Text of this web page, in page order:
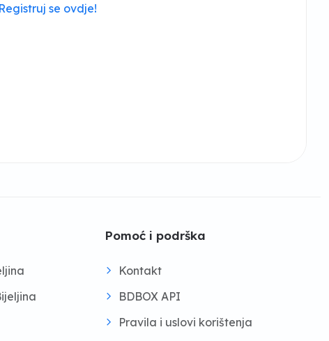
Registruj se ovdje!
Pomoć i podrška
Kontakt
BDBOX API
Pravila i uslovi korištenja